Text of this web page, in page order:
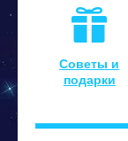
Советы и
подарки